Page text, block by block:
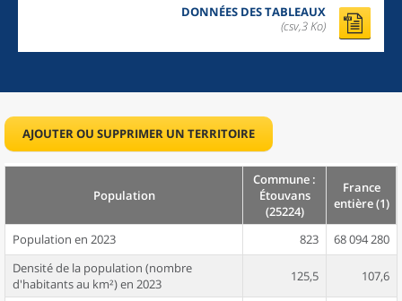
DONNÉES DES TABLEAUX
(csv,3 Ko)
AJOUTER OU SUPPRIMER UN TERRITOIRE
Population
Commune :
Étouvans
(25224)
France
entière (1)
Population en 2023 823
68 094 280
Densité de la population (nombre
d'habitants au km²) en 2023
125,5 107,6